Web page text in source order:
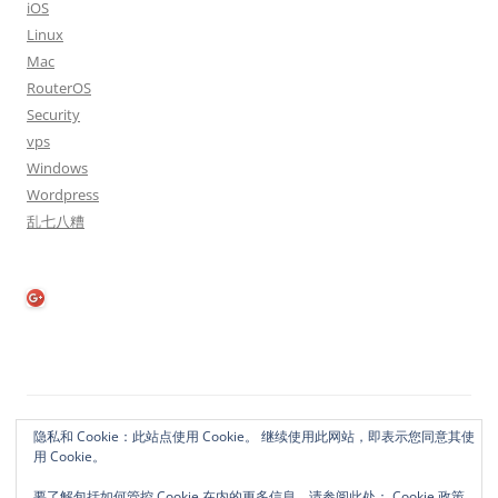
iOS
Linux
Mac
RouterOS
Security
vps
Windows
Wordpress
乱七八糟
隐私政策 自豪地采用WordPress
隐私和 Cookie：此站点使用 Cookie。 继续使用此网站，即表示您同意其使
用 Cookie。